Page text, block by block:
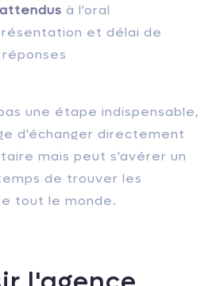
attendus à l'oral
et délai de
une étape indispensable,
d'échanger directement
mais peut s'avérer un
de trouver les
tout le monde.